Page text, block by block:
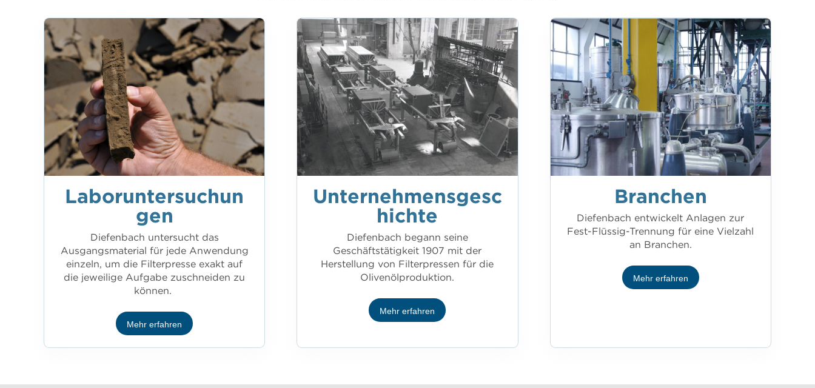
Laboruntersuchun
gen
Diefenbach untersucht das
Ausgangsmaterial für jede Anwendung
einzeln, um die Filterpresse exakt auf
die jeweilige Aufgabe zuschneiden zu
können.
Mehr erfahren
Unternehmensgesc
hichte
Diefenbach begann seine
Geschäftstätigkeit 1907 mit der
Herstellung von Filterpressen für die
Olivenölproduktion.
Mehr erfahren
Branchen
Diefenbach entwickelt Anlagen zur
Fest-Flüssig-Trennung für eine Vielzahl
an Branchen.
Mehr erfahren